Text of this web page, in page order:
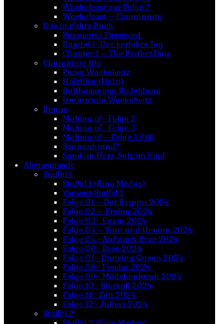
Wackelcast zur Folge 7
Wackelcast – Community
Das perfekte Buch
Passwort / Password
Kapitel 1 -Der perfekte Tag
Chapter 1 – The Perfect Day
Charaktere Bio
Patsy Wackelwitz
Holzhirn (Holzi)
Balthasar von Bodeldung
Irmintrude Wackelwitz
Bonus
Making of - Folge 2
Making of - Folge 3
Making of – Folge 5.666
Sonnenbrand?
Sand im Herz, Salz im Kopf
Alenwenwelt
Staffel 1
Staffel 1 (Kino Modus)
Vorwort Staffel 1
Folge 01 – Der Beginn 2024
Folge 02 – Erebor 2024
Folge 03 - Erwin 2024
Folge 04 – Sinn und Unsinn 2024
Folge 05 - Auf nach Bree 2024
Folge 06 - Bree 2024
Folge 07 - Dancing Queen 2024
Folge 08 - Frecha 2024
Folge 09 - Mädchenkram 2024
Folge 10 - Storkoll 2024
Folge 11 - Zeit 2024
Folge 12 - Julfest 2024
Staffel 2